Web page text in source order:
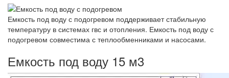
Емкость под воду с подогревом поддерживает стабильную
температуру в системах гвс и отопления. Емкость под воду с
подогревом совместима с теплообменниками и насосами.
Емкость под воду 15 м3